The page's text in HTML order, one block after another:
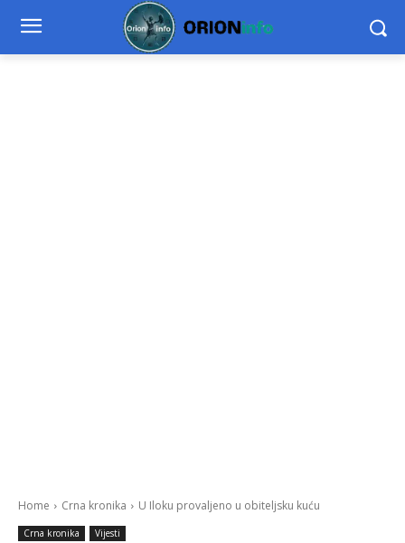
Home Crna kronika U Iloku provaljeno u obiteljsku kuću
Crna kronika Vijesti